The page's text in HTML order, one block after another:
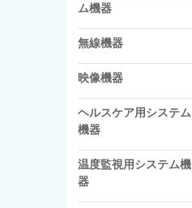
ム機器
無線機器
映像機器
ヘルスケア用システム
機器
温度監視用システム機
器